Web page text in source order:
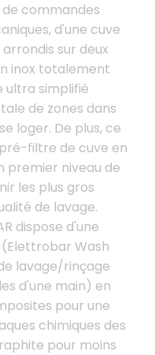
commandes
d'une cuve
sur deux
inox totalement
ultra simplifié
de zones dans
loger. De plus, ce
filtre de cuve en
premier niveau de
les plus gros
de lavage.
dispose d'une
Wash
lavage/rinçage
d'une main) en
pour une
chimiques des
pour moins